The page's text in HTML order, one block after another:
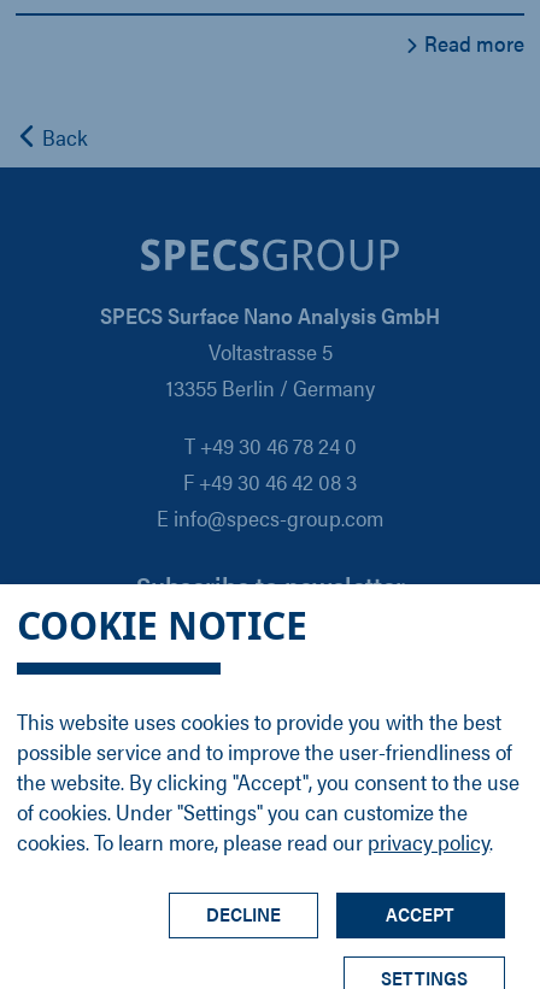
COOKIE NOTICE
This website uses cookies to provide you with the best
possible service and to improve the user-friendliness of
the website. By clicking "Accept", you consent to the use
of cookies. Under "Settings" you can customize the
cookies. To learn more, please read our privacy policy.
ACCEPT
DECLINE
SETTINGS
Read more
Back
SPECS Surface Nano Analysis GmbH
Voltastrasse 5
13355 Berlin / Germany
T +49 30 46 78 24 0
F +49 30 46 42 08 3
E info@specs-group.com
Subscribe to newsletter
Email
*
Follow us on
LinkedIn
Facebook
© SPECS Surface Nano Analysis GmbH all rights
Group ProfileTermsLegal DetailsPrivacy Policy